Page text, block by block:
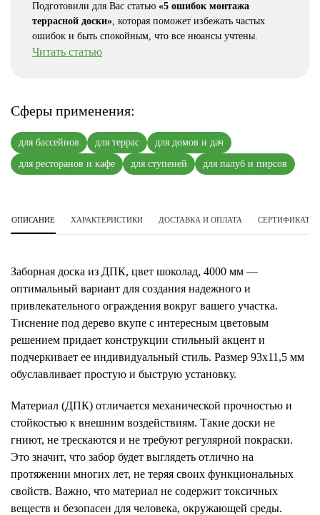
Подготовили для Вас статью «5 ошибок монтажа
террасной доски», которая поможет избежать частых
ошибок и быть спокойным, что все нюансы учтены.
Читать статью
Сферы применения:
для бассейнов для террас
для домов и дач
для ресторанов и кафе
для ступеней для палуб и пирсов
ОПИСАНИЕ ХАРАКТЕРИСТИКИ ДОСТАВКА И ОПЛАТА СЕРТИФИКАТЫ
Заборная доска из ДПК, цвет шоколад, 4000 мм —
оптимальный вариант для создания надежного и
привлекательного ограждения вокруг вашего участка.
Тиснение под дерево вкупе с интересным цветовым
решением придает конструкции стильный акцент и
подчеркивает ее индивидуальный стиль. Размер 93х11,5 мм
обуславливает простую и быструю установку.
Материал (ДПК) отличается механической прочностью и
стойкостью к внешним воздействиям. Такие доски не
гниют, не трескаются и не требуют регулярной покраски.
Это значит, что забор будет выглядеть отлично на
протяжении многих лет, не теряя своих функциональных
свойств. Важно, что материал не содержит токсичных
веществ и безопасен для человека, окружающей среды.